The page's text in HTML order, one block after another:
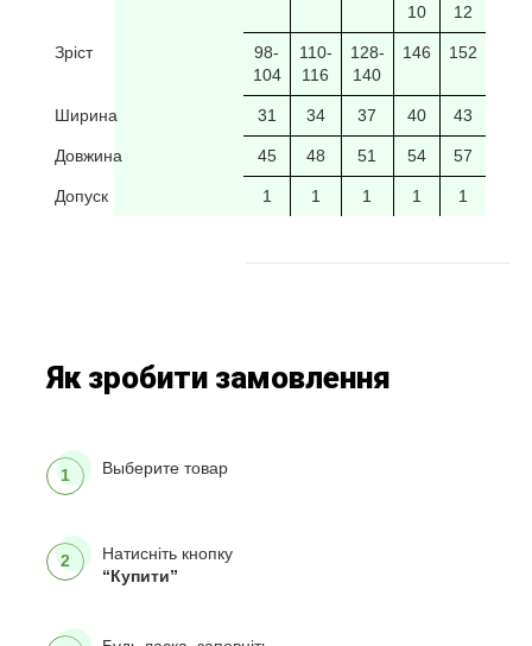
10
12
Зріст
98-
104
110-
116
128-
140
146 152
Ширина 31 34 37 40 43
Довжина 45 48 51 54 57
Допуск 1 1 1 1 1
Як зробити замовлення
1 Выберите товар
2
Натисніть кнопку
“Купити”